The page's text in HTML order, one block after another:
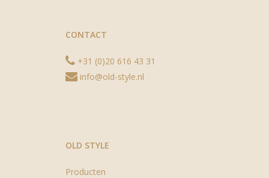
CONTACT
+31 (0)20 616 43 31
info@old-style.nl
OLD STYLE
Producten